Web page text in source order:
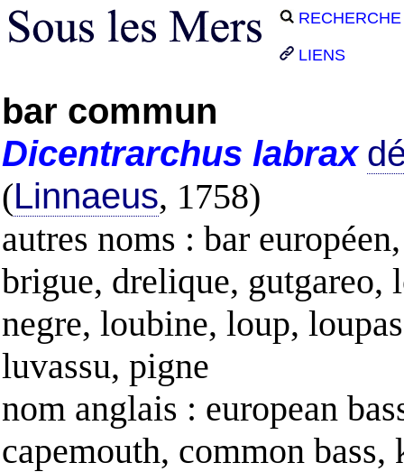
RECHERCHE
LIENS
bar commun
Dicentrarchus labrax
(Linnaeus, 1758)
autres noms : bar
brigue, drelique, gutgareo,
negre, loubine, loup,
luvassu, pigne
nom anglais : european
capemouth, common bass,